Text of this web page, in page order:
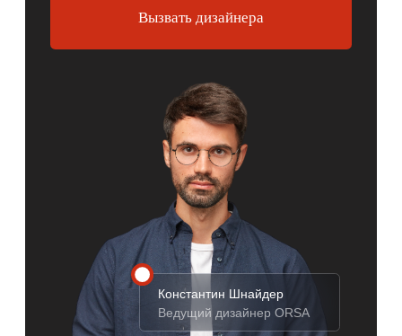
пр-кт Медиков 5, БЦ Карповка
8 (812) 415-86-35